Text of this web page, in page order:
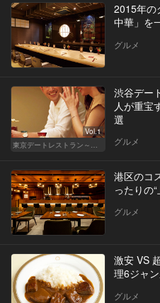
2015年の
中華」を
グルメ
Vol.1
東京デートレストラン～日常編～
渋谷デー
人が重宝
選
グルメ
港区のコ
ったりの
グルメ
激安 VS
理6ジャ
グルメ